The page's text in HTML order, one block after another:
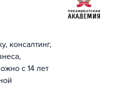
консалтинг,
с 14 лет